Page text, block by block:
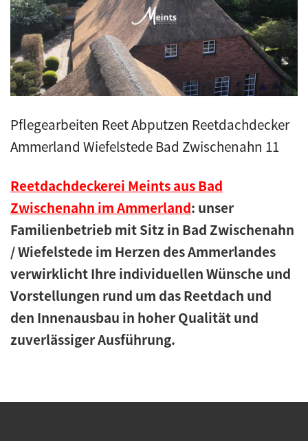
Kunstreet
Pfannendach
Holzbau
Blecharbeiten
Jobs
Kontakt
Navigation schließen
Pflegearbeiten Reet Abputzen Reetdachdecker
Ammerland Wiefelstede Bad Zwischenahn 11
Reetdachdeckerei Meints aus Bad
Zwischenahn im Ammerland: unser
Familienbetrieb mit Sitz in Bad Zwischenahn
/ Wiefelstede im Herzen des Ammerlandes
verwirklicht Ihre individuellen Wünsche und
Vorstellungen rund um das Reetdach und
den Innenausbau in hoher Qualität und
zuverlässiger Ausführung.